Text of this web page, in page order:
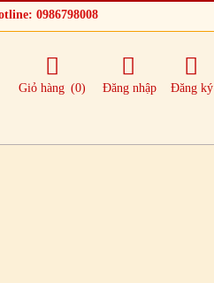
0986798008
Giỏ hàng (0) Đăng nhập Đăng ký